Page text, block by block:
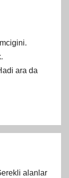
ara da
alanlar